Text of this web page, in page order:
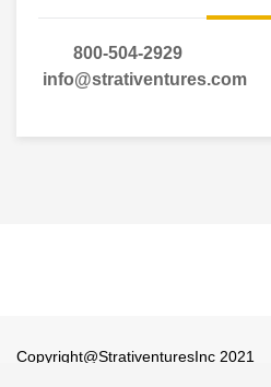
800-504-2929
info@strativentures.com
Copyright@StrativenturesInc 2021